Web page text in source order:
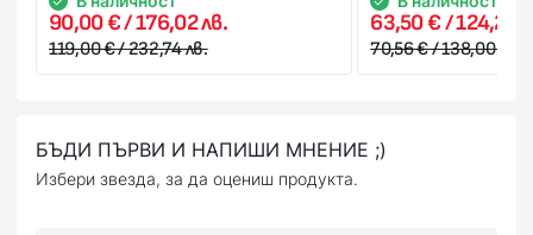
90,00 € / 176,02 лв.
119,00 € / 232,74 лв.
63,50 € / 124,20
70,56 € / 138,00 лв.
БЪДИ ПЪРВИ И НАПИШИ МНЕНИЕ ;)
Избери звезда, за да оцениш продукта.